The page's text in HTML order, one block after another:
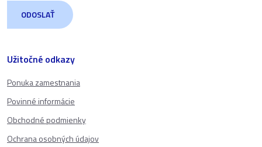
Užitočné odkazy
Ponuka zamestnania
Povinné informácie
Obchodné podmienky
Ochrana osobných údajov